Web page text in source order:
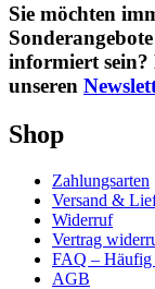
Sie möchten
informiert sein?
unseren
Shop
Zahlungsarten
Versand &
Widerruf
Vertrag
FAQ – Häufig
AGB